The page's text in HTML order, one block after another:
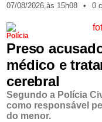
07/08/2026,às 15h08 • 0
Polícia
Preso
médico e
cerebral
Segundo a Polícia
como responsável
do menor.